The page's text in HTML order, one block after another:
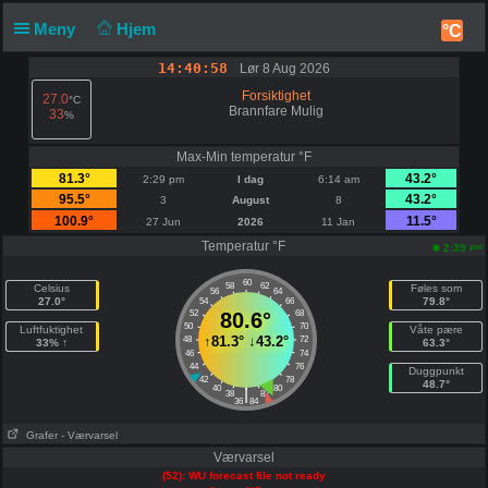
Meny Hjem °C
14:40:58
Lør 8 Aug 2026
27.0°C
33%
Forsiktighet
Brannfare Mulig
Max-Min temperatur °F
81.3°
2:29 pm I dag 6:14 am
43.2°
95.5°
3 August 8
43.2°
100.9°
27 Jun 2026 11 Jan
11.5°
Temperatur °F
2:39 pm
Celsius
27.0°
Luftfuktighet
33% ↑
60
58 62
56
64
54
66
52
68
50
70
48
72
46
74
44
76
42
78
40
80
38 82
|
36 84
80.6°
↑81.3°↓43.2°
Føles som
79.8°
Våte pære
63.3°
Duggpunkt
48.7°
Grafer - Værvarsel
Værvarsel
(52): WU forecast file not ready